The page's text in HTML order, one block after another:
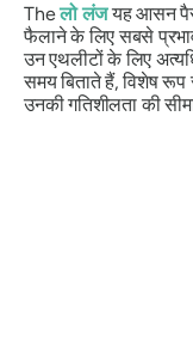
Theलो लंजयह आसन पैर
फैलाने के लिए सबसे
उन एथलीटों के लिए
समय बिताते हैं, विशेष रूप
उनकी गतिशीलता की